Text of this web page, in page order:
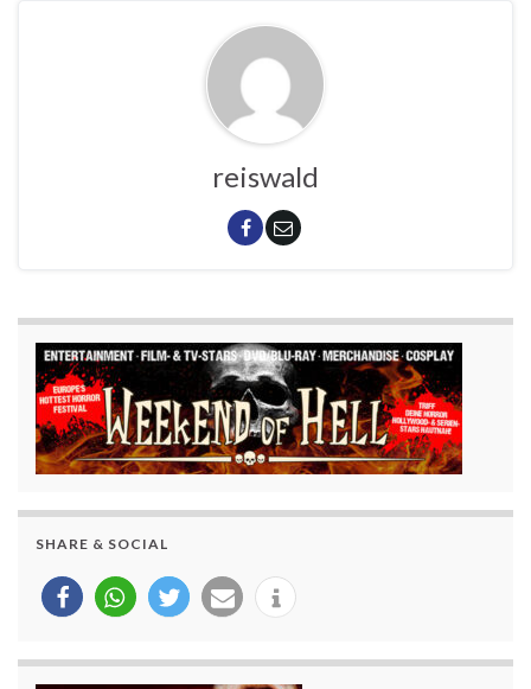
reiswald
SHARE & SOCIAL